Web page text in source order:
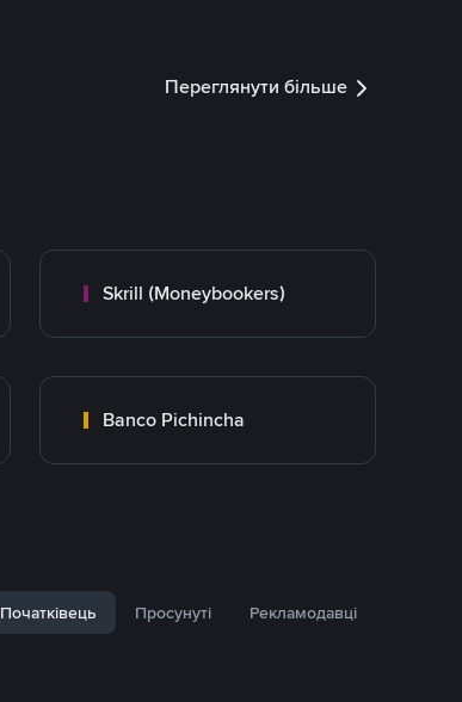
Переглянути більше
Skrill (Moneybookers)
Banco Pichincha
Початківець Просунуті Рекламодавці